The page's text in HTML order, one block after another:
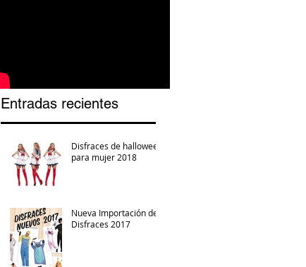
Entradas recientes
Disfraces de halloween
para mujer 2018
Nueva Importación de
Disfraces 2017